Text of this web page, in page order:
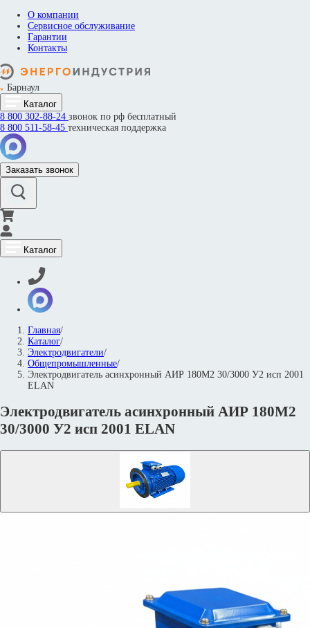
О компании
Сервисное обслуживание
Гарантии
Контакты
Барнаул
Каталог
8 800 302-88-24 звонок по рф бесплатный
8 800 511-58-45 техническая поддержка
Заказать звонок
Каталог
Главная/
Каталог/
Электродвигатели/
Общепромышленные/
Электродвигатель асинхронный АИР 180М2 30/3000 У2 исп 2001
ELAN
Электродвигатель асинхронный АИР 180М2
30/3000 У2 исп 2001 ELAN